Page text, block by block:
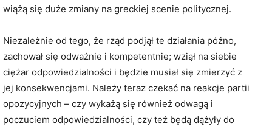
wiążą się duże zmiany na greckiej scenie politycznej.
Niezależnie od tego, że rząd podjął te działania późno,
zachował się odważnie i kompetentnie; wziął na siebie
ciężar odpowiedzialności i będzie musiał się zmierzyć z
jej konsekwencjami. Należy teraz czekać na reakcje partii
opozycyjnych – czy wykażą się również odwagą i
poczuciem odpowiedzialności, czy też będą dążyły do